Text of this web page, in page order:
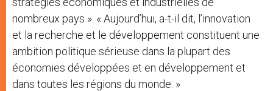
nombreux pays ». « Aujourd’hui, a-t-il dit, l’innovation
et la recherche et le développement constituent une
ambition politique sérieuse dans la plupart des
économies développées et en développement et
dans toutes les régions du monde. »